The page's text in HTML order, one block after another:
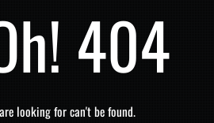
404
looking for can't be found.